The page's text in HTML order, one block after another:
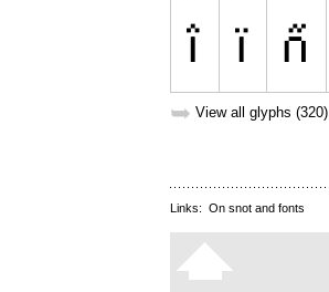
➥ View all glyphs (320)
Links: On snot and fonts